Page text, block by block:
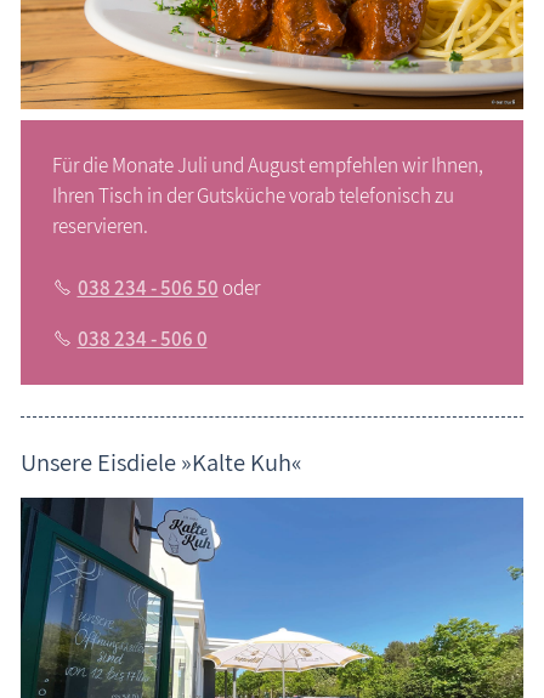
Für die Monate Juli und August empfehlen wir Ihnen,
Ihren Tisch in der Gutsküche vorab telefonisch zu
reservieren.
038 234 - 506 50 oder
038 234 - 506 0
Unsere Eisdiele »Kalte Kuh«